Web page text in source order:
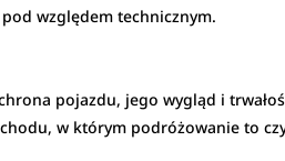
względem technicznym.
pojazdu, jego wygląd i
w którym podróżowanie to